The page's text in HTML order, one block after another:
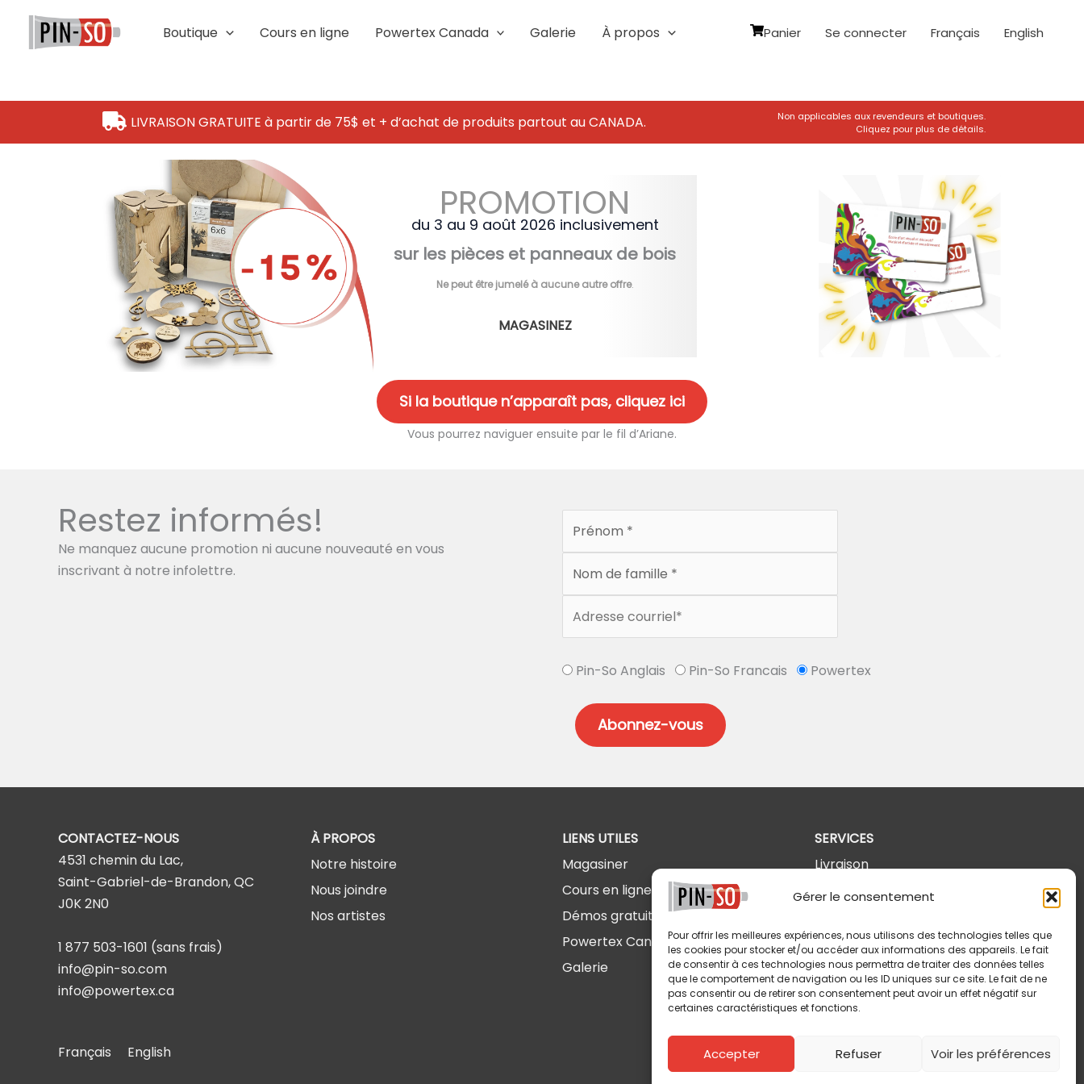
Gérer le consentement
Pour offrir les meilleures expériences, nous utilisons des technologies telles que
les cookies pour stocker et/ou accéder aux informations des appareils. Le fait
de consentir à ces technologies nous permettra de traiter des données telles
que le comportement de navigation ou les ID uniques sur ce site. Le fait de ne
pas consentir ou de retirer son consentement peut avoir un effet négatif sur
certaines caractéristiques et fonctions.
Accepter Refuser Voir les préférences
contenu
Boutique Cours en ligne Powertex Canada Galerie À propos Panier Se connecter Français English
LIVRAISON GRATUITE à partir de 75$ et + d’achat de produits partout au CANADA.
Non applicables aux revendeurs et boutiques.
Cliquez pour plus de détails.
PROMOTION
du 3 au 9 août 2026 inclusivement
sur les pièces et panneaux de bois
Ne peut être jumelé à aucune autre offre.
MAGASINEZ
Si la boutique n’apparaît pas, cliquez ici
Vous pourrez naviguer ensuite par le fil d’Ariane.
Restez informés!
Ne manquez aucune promotion ni aucune nouveauté en vous
inscrivant à notre infolettre.
Pin-So Anglais Pin-So Francais Powertex
CONTACTEZ-NOUS
4531 chemin du Lac,
Saint-Gabriel-de-Brandon, QC
J0K 2N0
1 877 503-1601 (sans frais)
info@pin-so.com
info@powertex.ca
À PROPOS
Notre histoire
Nous joindre
Nos artistes
LIENS UTILES
Magasiner
Cours en ligne
Démos gratuites
Powertex Canada
Galerie
SERVICES
Livraison
Retours et annulations
Modalités d'utilisation
Français English Copyright © 2026 Pin-So inc. Tous droits réservés.